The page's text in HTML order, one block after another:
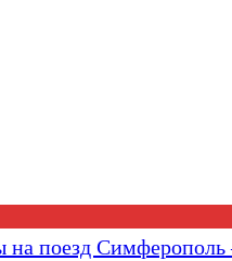
на поезд